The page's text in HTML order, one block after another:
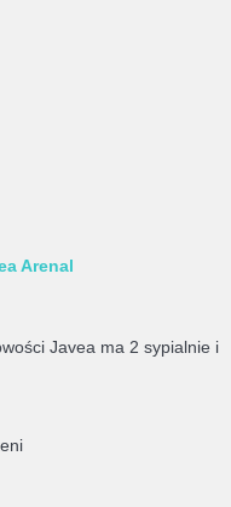
Arenal
Javea ma 2 sypialnie i